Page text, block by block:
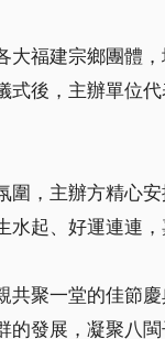
大福建宗鄉團體
式後，主辦單位
圍，主辦方精心
水起、好運連連
共聚一堂的佳節
發展，凝聚八